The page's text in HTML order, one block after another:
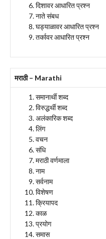
दिशावर आधारित प्रश्न
नाते संबध
घड्याळावर आधारित प्रश्न
तर्कावर आधारित प्रश्न
मराठी – Marathi
समानार्थी शब्द
विरुद्धर्थी शब्द
अलंकारिक शब्द
लिंग
वचन
संधि
मराठी वर्णमाला
नाम
सर्वनाम
विशेषण
क्रियापद
काळ
प्रयोग
समास